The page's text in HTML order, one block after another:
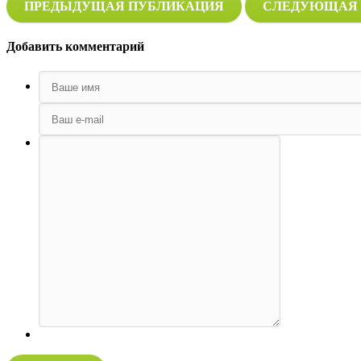
ПРЕДЫДУЩАЯ ПУБЛИКАЦИЯ СЛЕДУЮЩАЯ
Добавить комментарий